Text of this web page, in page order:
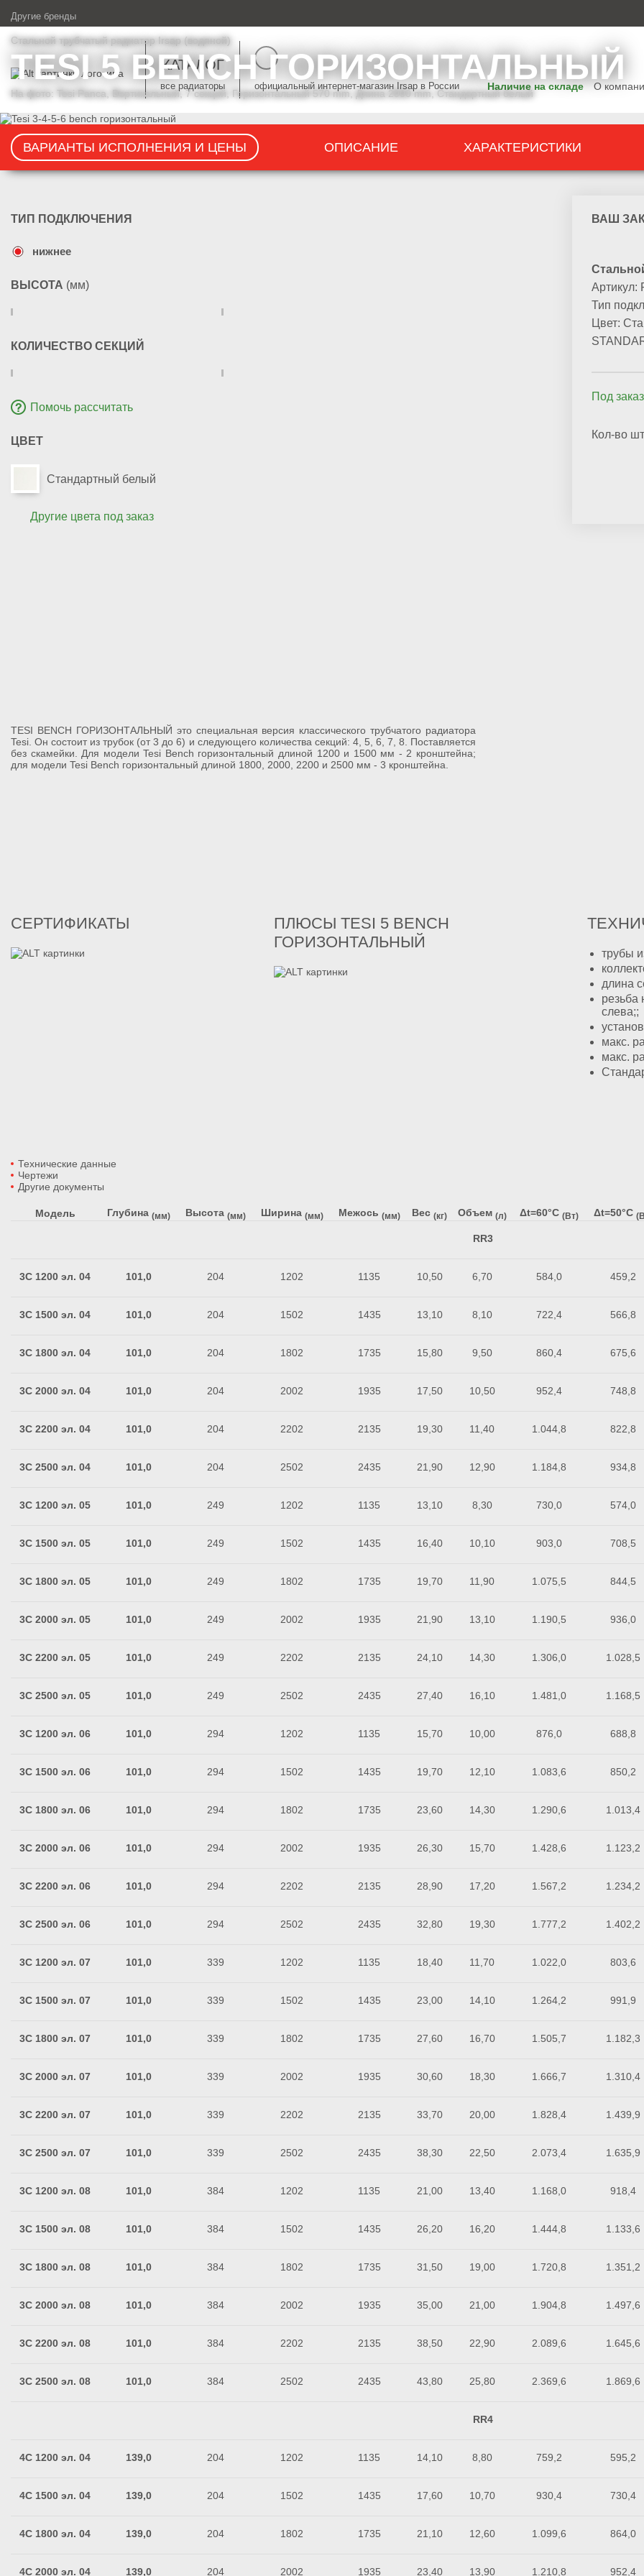
перейти в магазин
перейти в магазин перейти в магазин
Другие бренды
КАТАЛОГ
все радиаторы официальный интернет-магазин Irsap в России Наличие на складе О
Стальной трубчатый радиатор Irsap (водяной)
TESI 5 BENCH ГОРИЗОНТАЛЬНЫЙ
На фото: Tesi Panca, Вертикальный, 7 секций, Горизонтальный 570 mm, Длина 2000 mm, Стандартный белый
ВАРИАНТЫ ИСПОЛНЕНИЯ И ЦЕНЫ ОПИСАНИЕ ХАРАКТЕРИСТИКИ
ТИП ПОДКЛЮЧЕНИЯ
нижнее
ВЫСОТА (мм)
КОЛИЧЕСТВО СЕКЦИЙ
Помочь рассчитать
ЦВЕТ
Стандартный белый
Другие цвета под заказ
ВАШ
Артикул:
Тип
Цвет:
Под заказ
Кол-во
TESI BENCH ГОРИЗОНТАЛЬНЫЙ это специальная версия классического трубчатого радиатора
Tesi. Он состоит из трубок (от 3 дo 6) и следующего количества секций: 4, 5, 6, 7, 8. Поставляется
без скамейки. Для модели Tesi Bench горизонтальный длиной 1200 и 1500 мм - 2 кронштейна;
для модели Tesi Bench горизонтальный длиной 1800, 2000, 2200 и 2500 мм - 3 кронштейна.
СЕРТИФИКАТЫ
ПЛЮСЫ TESI 5 BENCH
ГОРИЗОНТАЛЬНЫЙ
трубы
длина
резьба
слева;;
макс.
макс.
Технические данные
Чертежи
Другие документы
Модель Глубина (мм) Высота (мм) Ширина (мм) Межось (мм) Вес (кг) Объем (л) Δt=60°C (Вт) Δt=50°C
RR3
3C 1200 эл. 04 101,0 204 1202 1135 10,50 6,70 584,0 459,2
3C 1500 эл. 04 101,0 204 1502 1435 13,10 8,10 722,4 566,8
3C 1800 эл. 04 101,0 204 1802 1735 15,80 9,50 860,4 675,6
3C 2000 эл. 04 101,0 204 2002 1935 17,50 10,50 952,4 748,8
3C 2200 эл. 04 101,0 204 2202 2135 19,30 11,40 1.044,8 822,8
3C 2500 эл. 04 101,0 204 2502 2435 21,90 12,90 1.184,8 934,8
3C 1200 эл. 05 101,0 249 1202 1135 13,10 8,30 730,0 574,0
3C 1500 эл. 05 101,0 249 1502 1435 16,40 10,10 903,0 708,5
3C 1800 эл. 05 101,0 249 1802 1735 19,70 11,90 1.075,5 844,5
3C 2000 эл. 05 101,0 249 2002 1935 21,90 13,10 1.190,5 936,0
3C 2200 эл. 05 101,0 249 2202 2135 24,10 14,30 1.306,0 1.028,5
3C 2500 эл. 05 101,0 249 2502 2435 27,40 16,10 1.481,0 1.168,5
3C 1200 эл. 06 101,0 294 1202 1135 15,70 10,00 876,0 688,8
3C 1500 эл. 06 101,0 294 1502 1435 19,70 12,10 1.083,6 850,2
3C 1800 эл. 06 101,0 294 1802 1735 23,60 14,30 1.290,6 1.013,4
3C 2000 эл. 06 101,0 294 2002 1935 26,30 15,70 1.428,6 1.123,2
3C 2200 эл. 06 101,0 294 2202 2135 28,90 17,20 1.567,2 1.234,2
3C 2500 эл. 06 101,0 294 2502 2435 32,80 19,30 1.777,2 1.402,2
3C 1200 эл. 07 101,0 339 1202 1135 18,40 11,70 1.022,0 803,6
3C 1500 эл. 07 101,0 339 1502 1435 23,00 14,10 1.264,2 991,9
3C 1800 эл. 07 101,0 339 1802 1735 27,60 16,70 1.505,7 1.182,3
3C 2000 эл. 07 101,0 339 2002 1935 30,60 18,30 1.666,7 1.310,4
3C 2200 эл. 07 101,0 339 2202 2135 33,70 20,00 1.828,4 1.439,9
3C 2500 эл. 07 101,0 339 2502 2435 38,30 22,50 2.073,4 1.635,9
3C 1200 эл. 08 101,0 384 1202 1135 21,00 13,40 1.168,0 918,4
3C 1500 эл. 08 101,0 384 1502 1435 26,20 16,20 1.444,8 1.133,6
3C 1800 эл. 08 101,0 384 1802 1735 31,50 19,00 1.720,8 1.351,2
3C 2000 эл. 08 101,0 384 2002 1935 35,00 21,00 1.904,8 1.497,6
3C 2200 эл. 08 101,0 384 2202 2135 38,50 22,90 2.089,6 1.645,6
3C 2500 эл. 08 101,0 384 2502 2435 43,80 25,80 2.369,6 1.869,6
RR4
4C 1200 эл. 04 139,0 204 1202 1135 14,10 8,80 759,2 595,2
4C 1500 эл. 04 139,0 204 1502 1435 17,60 10,70 930,4 730,4
4C 1800 эл. 04 139,0 204 1802 1735 21,10 12,60 1.099,6 864,0
4C 2000 эл. 04 139,0 204 2002 1935 23,40 13,90 1.210,8 952,4